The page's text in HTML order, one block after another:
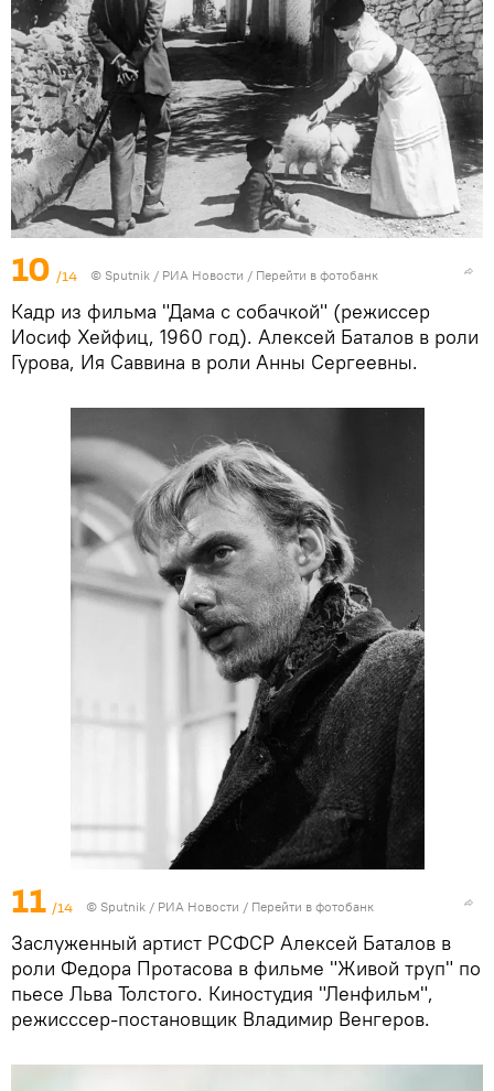
10 /14 © Sputnik / РИА Новости / Перейти в фотобанк
Кадр из фильма "Дама с собачкой" (режиссер
Иосиф Хейфиц, 1960 год). Алексей Баталов в роли
Гурова, Ия Саввина в роли Анны Сергеевны.
11 /14 © Sputnik / РИА Новости / Перейти в фотобанк
Заслуженный артист РСФСР Алексей Баталов в
роли Федора Протасова в фильме "Живой труп" по
пьесе Льва Толстого. Киностудия "Ленфильм",
режисссер-постановщик Владимир Венгеров.